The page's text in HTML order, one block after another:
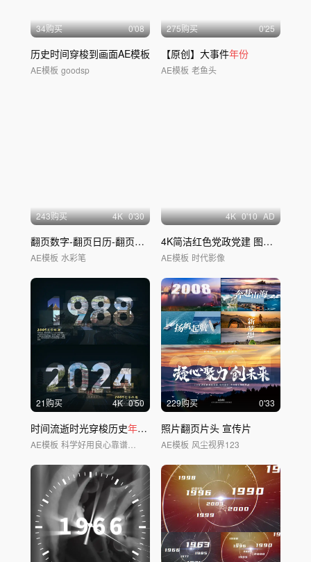
34购买 0'08
历史时间穿梭到画面AE模板
AE模板 goodsp
275购买 0'25
【原创】大事件年份
AE模板 老鱼头
243购买 4K 0'30
翻页数字-翻页日历-翻页时间
AE模板 水彩笔
4K 0'10 AD
4K简洁红色党政党建 图文标题 章节文字
AE模板 时代影像
21购买 4K 0'50
时间流逝时光穿梭历史年份 时间轴年代变迁
AE模板
229购买 0'33
照片翻页片头 宣传片
AE模板 风尘视界123